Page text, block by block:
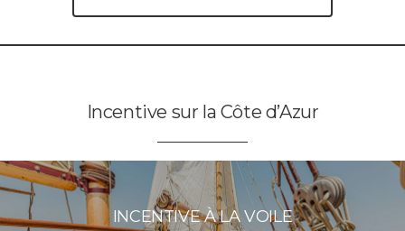
Incentive sur la Côte d’Azur
INCENTIVE À LA VOILE